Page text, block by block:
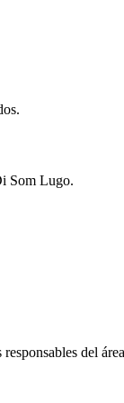
Som Lugo.
del